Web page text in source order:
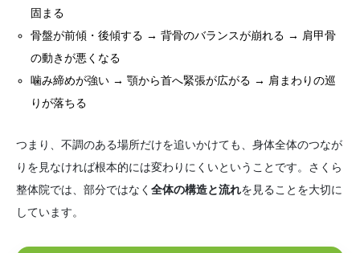
固まる
骨盤が前傾・後傾する → 背骨のバランスが崩れる → 肩甲骨
の動きが悪くなる
噛み締めが強い → 顎から首へ緊張が広がる → 肩まわりの巡
りが落ちる
つまり、不調のある場所だけを追いかけても、身体全体のつなが
りを見なければ根本的には変わりにくいということです。さくら
整体院では、部分ではなく 全体の構造と流れを見ることを大切に
しています。